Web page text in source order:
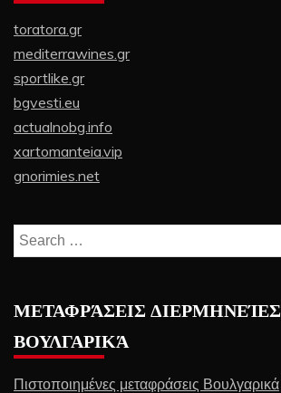
toratora.gr
mediterrawines.gr
sportlike.gr
bgvesti.eu
actualnobg.info
xartomanteia.vip
gnorimies.net
Search
for:
ΜΕΤΑΦΡΆΣΕΙΣ ΔΙΕΡΜΗΝΕΊΕΣ
ΒΟΥΛΓΑΡΙΚΆ
Πιστοποιημένες μεταφράσεις Βουλγαρικά